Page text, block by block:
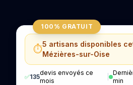
100% GRATUIT
⏱️5 artisans disponibles
Mézières-sur-Oise
✅135
devis envoyés ce
mois
|
min